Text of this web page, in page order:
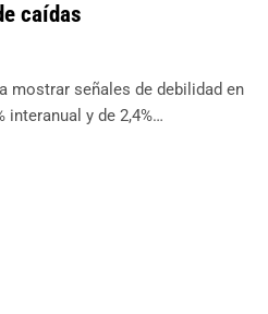
caídas
mostrar señales de debilidad en
interanual y de 2,4%…